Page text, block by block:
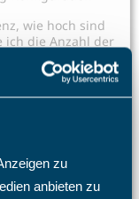
zu
anbieten zu
wie hoch sind
ich die Anzahl der
und
Mitarbeiters?
gibt es in